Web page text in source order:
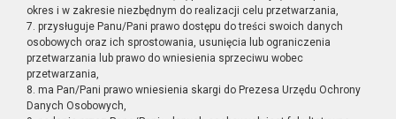
okres i w zakresie niezbędnym do realizacji celu przetwarzania,
7. przysługuje Panu/Pani prawo dostępu do treści swoich danych
osobowych oraz ich sprostowania, usunięcia lub ograniczenia
przetwarzania lub prawo do wniesienia sprzeciwu wobec
przetwarzania,
8. ma Pan/Pani prawo wniesienia skargi do Prezesa Urzędu Ochrony
Danych Osobowych,